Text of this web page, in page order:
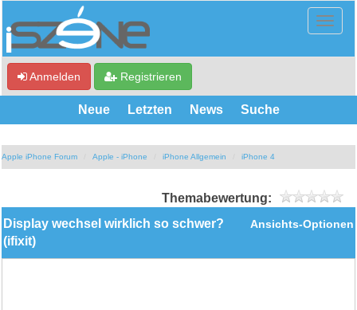
Anmelden Registrieren
Neue Letzten News Suche
Apple iPhone Forum Apple - iPhone iPhone Allgemein iPhone 4
Themabewertung:
Ansichts-Optionen
Display wechsel wirklich so schwer?
(ifixit)